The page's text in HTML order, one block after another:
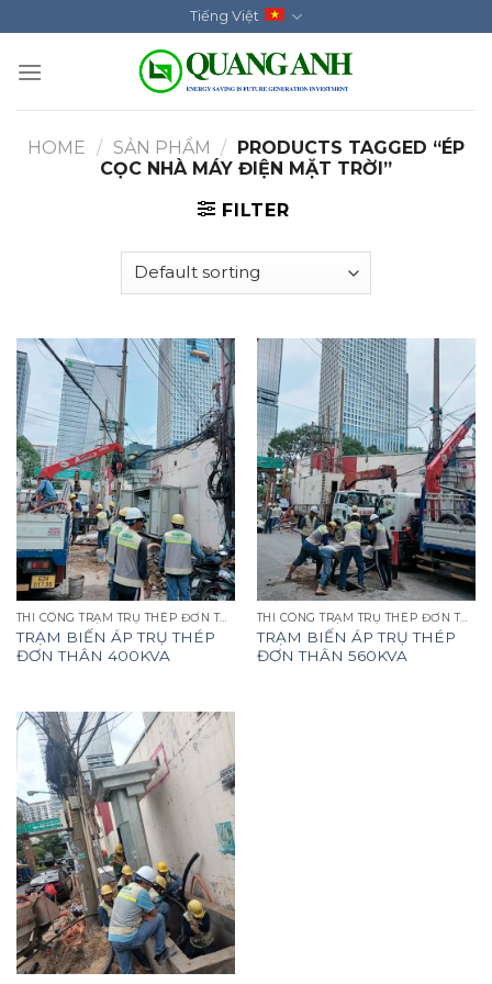
to
content
Tiếng Việt
HOME / SẢN PHẨM / PRODUCTS TAGGED “ÉP
CỌC NHÀ MÁY ĐIỆN MẶT TRỜI”
FILTER
THI CÔNG TRẠM TRỤ THÉP ĐƠN THÂN
TRẠM BIẾN ÁP TRỤ THÉP
ĐƠN THÂN 400KVA
THI CÔNG TRẠM TRỤ THÉP ĐƠN THÂN
TRẠM BIẾN ÁP TRỤ THÉP
ĐƠN THÂN 560KVA